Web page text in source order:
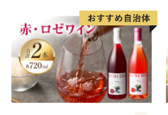
・お礼の品のお届けには、1
ります。
・お礼の品を受け取ること
は、一時所得に該当します。
・一回の寄附につき、お礼